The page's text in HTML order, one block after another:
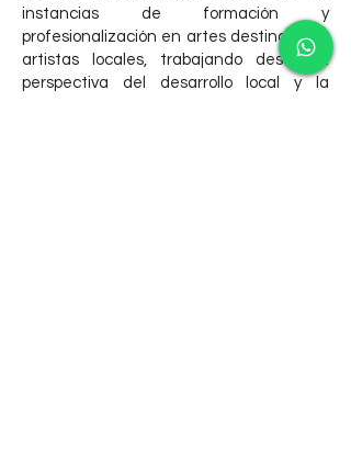
instancias de formación y
profesionalización en artes destinadas a
artistas locales, trabajando desde la
perspectiva del desarrollo local y la